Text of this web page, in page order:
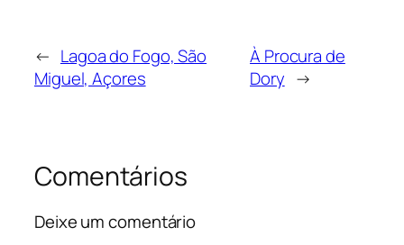
← Lagoa do Fogo, São
Miguel, Açores
À Procura de
Dory →
Comentários
Deixe um comentário